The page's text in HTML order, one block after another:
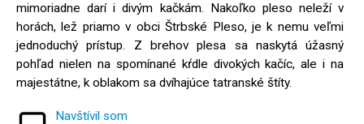
mimoriadne darí i divým kačkám. Nakoľko pleso neleží v
horách, lež priamo v obci Štrbské Pleso, je k nemu veľmi
jednoduchý prístup. Z brehov plesa sa naskytá úžasný
pohľad nielen na spomínané kŕdle divokých kačíc, ale i na
majestátne, k oblakom sa dvíhajúce tatranské štíty.
Navštívil som